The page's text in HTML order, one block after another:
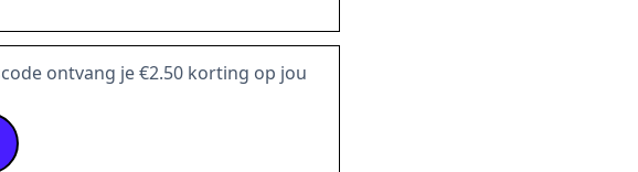
ontvang je €2.50 korting op jou